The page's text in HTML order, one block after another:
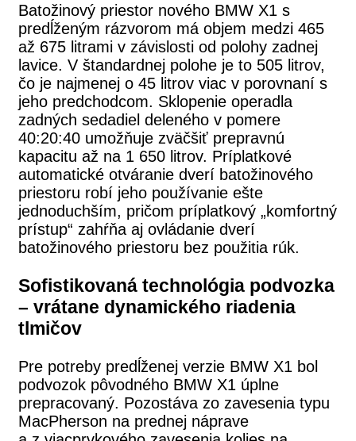
Batožinový priestor nového BMW X1 s
predĺženým rázvorom má objem medzi 465
až 675 litrami v závislosti od polohy zadnej
lavice. V štandardnej polohe je to 505 litrov,
čo je najmenej o 45 litrov viac v porovnaní s
jeho predchodcom. Sklopenie operadla
zadných sedadiel deleného v pomere
40:20:40 umožňuje zväčšiť prepravnú
kapacitu až na 1 650 litrov. Príplatkové
automatické otváranie dverí batožinového
priestoru robí jeho používanie ešte
jednoduchším, pričom príplatkový „komfortný
prístup“ zahŕňa aj ovládanie dverí
batožinového priestoru bez použitia rúk.
Sofistikovaná technológia podvozka
– vrátane dynamického riadenia
tlmičov
Pre potreby predĺženej verzie BMW X1 bol
podvozok pôvodného BMW X1 úplne
prepracovaný. Pozostáva zo zavesenia typu
MacPherson na prednej náprave